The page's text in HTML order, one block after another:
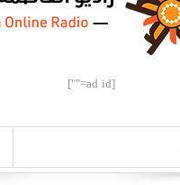
[ad id=""]